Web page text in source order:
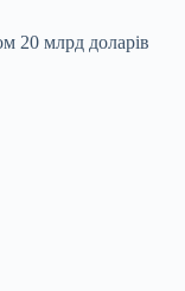
20 млрд доларів